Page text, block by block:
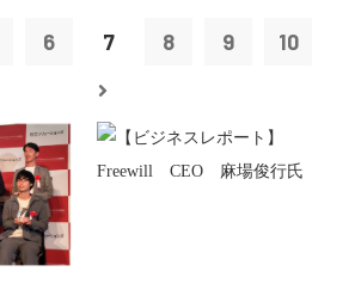
6 7 8 9 10